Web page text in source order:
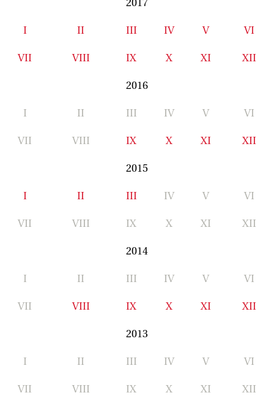
I II III IV V VI
VII VIII IX X XI XII
2016
I II III IV V VI
VII VIII IX X XI XII
2015
I II III IV V VI
VII VIII IX X XI XII
2014
I II III IV V VI
VII VIII IX X XI XII
2013
I II III IV V VI
VII VIII IX X XI XII